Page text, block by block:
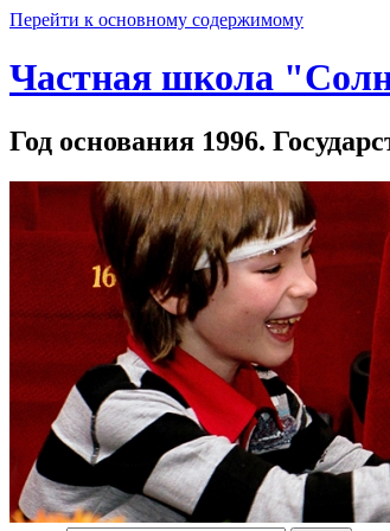
Перейти к основному содержимому
Частная школа
Год основания 1996.